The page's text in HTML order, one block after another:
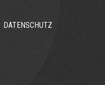
DATENSCHUTZ